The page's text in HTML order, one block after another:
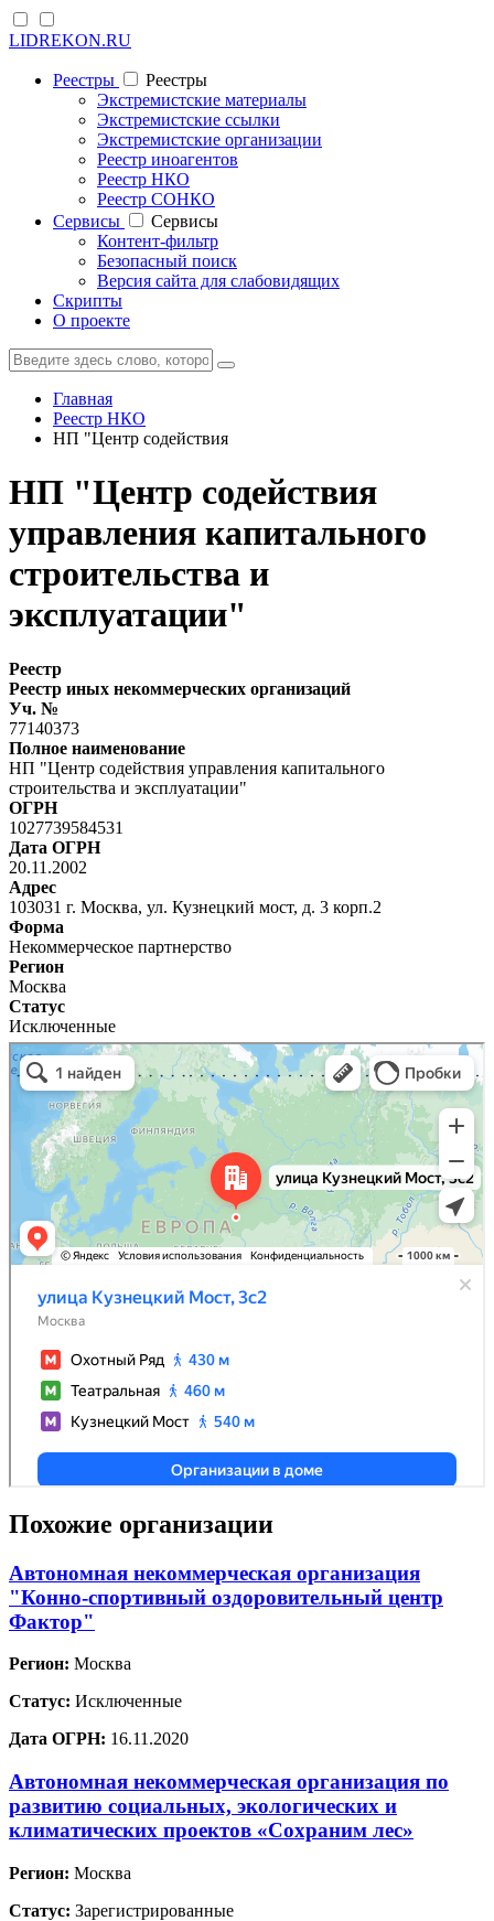
LIDREKON.RU
Реестры
Реестры
Экстремистские материалы
Экстремистские ссылки
Экстремистские организации
Реестр иноагентов
Реестр НКО
Реестр СОНКО
Cервисы
Cервисы
Контент-фильтр
Безопасный поиск
Версия сайта для слабовидящих
Скрипты
О проекте
Главная
Реестр НКО
НП "Центр содействия
НП "Центр содействия
управления капитального
строительства и
эксплуатации"
Реестр
Реестр иных некоммерческих организаций
Уч. №
77140373
Полное наименование
НП "Центр содействия управления капитального
строительства и эксплуатации"
ОГРН
1027739584531
Дата ОГРН
20.11.2002
Адрес
103031 г. Москва, ул. Кузнецкий мост, д. 3 корп.2
Форма
Некоммерческое партнерство
Регион
Москва
Статус
Исключенные
Похожие организации
Автономная некоммерческая организация
"Конно-спортивный оздоровительный центр
Фактор"
Регион: Москва
Статус: Исключенные
Дата ОГРН: 16.11.2020
Автономная некоммерческая организация по
развитию социальных, экологических и
климатических проектов «Сохраним лес»
Регион: Москва
Статус: Зарегистрированные